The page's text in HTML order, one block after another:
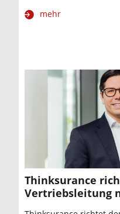
mehr
Thinksurance
Vertriebsleitung